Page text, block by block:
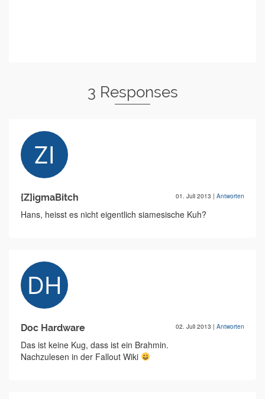
3 Responses
{Z]igmaBitch 01. Juli 2013 | Antworten
Hans, heisst es nicht eigentlich siamesische Kuh?
Doc Hardware 02. Juli 2013 | Antworten
Das ist keine Kug, dass ist ein Brahmin.
Nachzulesen in der Fallout Wiki